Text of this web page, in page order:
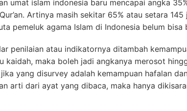
umat islam indonesia baru mencapai angka
Artinya masih sekitar 65% atau setara 145
pemeluk agama Islam di Indonesia belum bisa
penilaian atau indikatornya ditambah
kaidah, maka boleh jadi angkanya merosot
yang disurvey adalah kemampuan hafalan
arti dari ayat yang dibaca, maka hanya